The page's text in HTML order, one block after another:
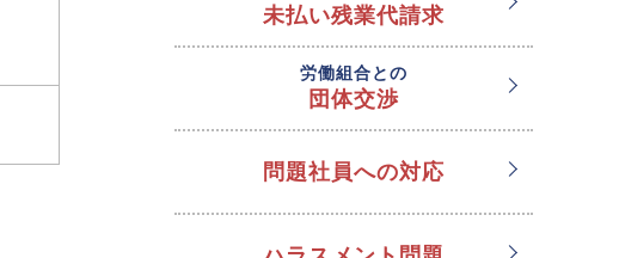
未払い残業代請求
労働組合との
団体交渉
問題社員への対応